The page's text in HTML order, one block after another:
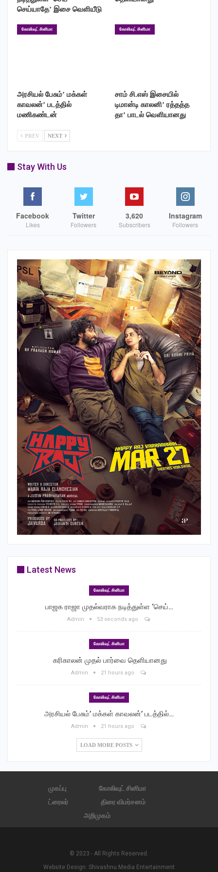
செய்யாதே’ இசை வெளியீடு
கோலிவுட் சினிமா
அரசியல் பேசும்’ மக்கள்
காவலன்’ படத்தில்
மணிகண்டன்
கோலிவுட் சினிமா
சாம் சி.எஸ் இசையில்
டிமான்டி காலனி’ ரத்தத்த
தா’ பாடல் வெளியானது
PREV NEXT
Stay With Us
Facebook
Likes
Twitter
Followers
3,620
Subscribers
Instagram
Followers
Latest News
கோலிவுட் சினிமா
பாஜக ராஜா முதல்வராக நடித்துள்ள ‘செய்…
Admin 53 seconds ago
கோலிவுட் சினிமா
‎ கரிகாலன் முதல் பார்வை தெளியானது
Admin 21 hours ago
கோலிவுட் சினிமா
அரசியல் பேசும்’ மக்கள் காவலன்’ படத்தில்…
Admin 21 hours ago
LOAD MORE POSTS
முகப்பு
கோலிவுட் சினிமா
ட்ரைலர்
திரை விமர்சனம்
அறிமுகம்
© 2023 - All Rights Reserved.
Website Design: Shivashnu Media Entertainment